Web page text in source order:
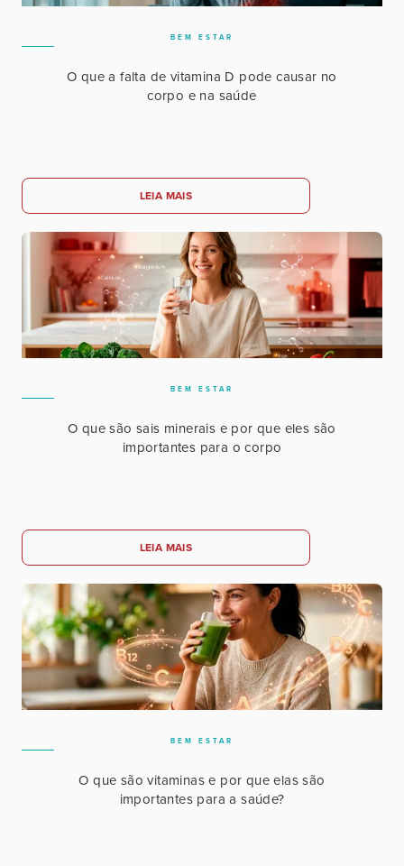
BEM ESTAR
O que a falta de vitamina D pode causar no
corpo e na saúde
LEIA MAIS
BEM ESTAR
O que são sais minerais e por que eles são
importantes para o corpo
LEIA MAIS
BEM ESTAR
O que são vitaminas e por que elas são
importantes para a saúde?